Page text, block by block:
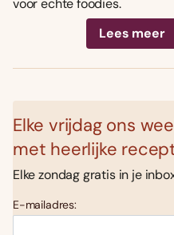
voor echte foodies.
Lees meer
Elke vrijdag ons
met heerlijke
Elke zondag gratis in je
E-mailadres: